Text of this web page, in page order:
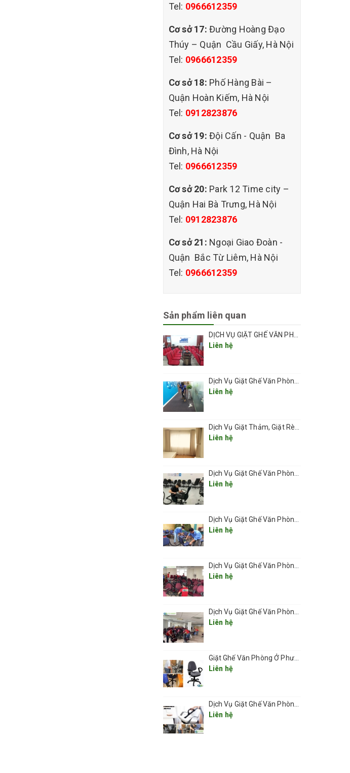
Tel: 0966612359
Cơ sở 17: Đường Hoàng Đạo
Thúy – Quận Cầu Giấy, Hà Nội
Tel: 0966612359
Cơ sở 18: Phố Hàng Bài –
Quận Hoàn Kiếm, Hà Nội
Tel: 0912823876
Cơ sở 19: Đội Cấn - Quận Ba
Đình, Hà Nội
Tel: 0966612359
Cơ sở 20: Park 12 Time city –
Quận Hai Bà Trưng, Hà Nội
Tel: 0912823876
Cơ sở 21: Ngoại Giao Đoàn -
Quận Bắc Từ Liêm, Hà Nội
Tel: 0966612359
Sản phẩm liên quan
Liên hệ
Liên hệ
Liên hệ
Liên hệ
Liên hệ
Liên hệ
Liên hệ
Giặt Ghế Văn Phòng Ở Phường Cửa Nam giá rẻ 2025
Liên hệ
Liên hệ